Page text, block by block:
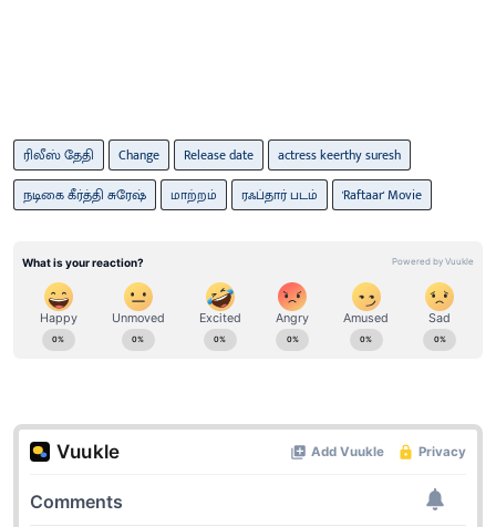
ரிலீஸ் தேதி Change Release date
actress keerthy suresh
நடிகை கீர்த்தி சுரேஷ்
மாற்​றம் ரஃப்​தார் படம் 'Raftaar' Movie